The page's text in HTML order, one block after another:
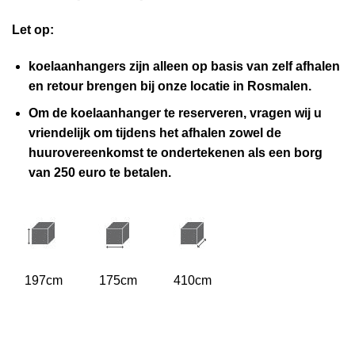
Let op:
koelaanhangers zijn alleen op basis van zelf afhalen
en retour brengen bij onze locatie in Rosmalen.
Om de koelaanhanger te reserveren, vragen wij u
vriendelijk om tijdens het afhalen zowel de
huurovereenkomst te ondertekenen als een borg
van 250 euro te betalen.
197cm 175cm 410cm